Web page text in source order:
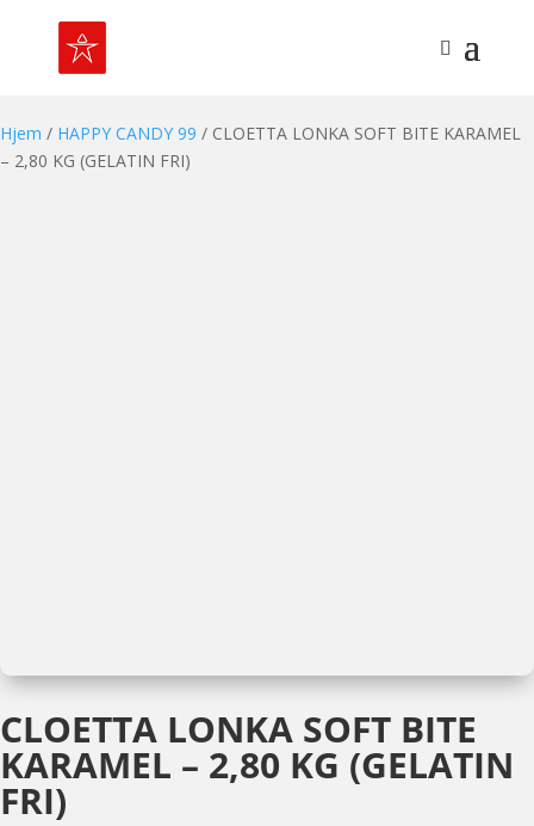
Hjem / HAPPY CANDY 99 / CLOETTA LONKA SOFT BITE KARAMEL
– 2,80 KG (GELATIN FRI)
CLOETTA LONKA SOFT BITE
KARAMEL – 2,80 KG (GELATIN
FRI)